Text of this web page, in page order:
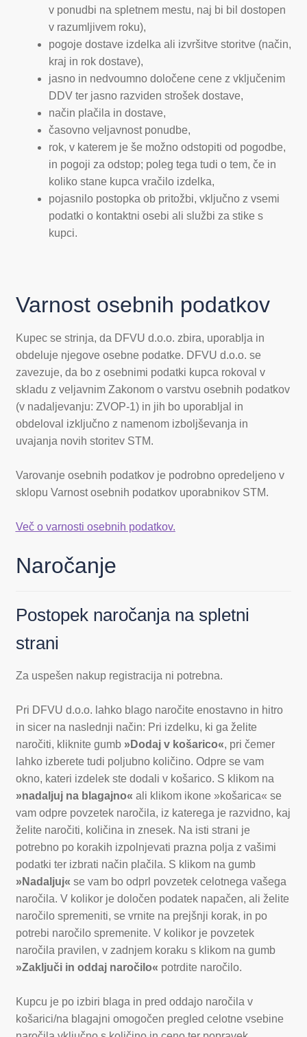
v ponudbi na spletnem mestu, naj bi bil dostopen
v razumljivem roku),
pogoje dostave izdelka ali izvršitve storitve (način,
kraj in rok dostave),
jasno in nedvoumno določene cene z vključenim
DDV ter jasno razviden strošek dostave,
način plačila in dostave,
časovno veljavnost ponudbe,
rok, v katerem je še možno odstopiti od pogodbe,
in pogoji za odstop; poleg tega tudi o tem, če in
koliko stane kupca vračilo izdelka,
pojasnilo postopka ob pritožbi, vključno z vsemi
podatki o kontaktni osebi ali službi za stike s
kupci.
Varnost osebnih podatkov
Kupec se strinja, da DFVU d.o.o. zbira, uporablja in
obdeluje njegove osebne podatke. DFVU d.o.o. se
zavezuje, da bo z osebnimi podatki kupca rokoval v
skladu z veljavnim Zakonom o varstvu osebnih podatkov
(v nadaljevanju: ZVOP-1) in jih bo uporabljal in
obdeloval izključno z namenom izboljševanja in
uvajanja novih storitev STM.
Varovanje osebnih podatkov je podrobno opredeljeno v
sklopu Varnost osebnih podatkov uporabnikov STM.
Več o varnosti osebnih podatkov.
Naročanje
Postopek naročanja na spletni
strani
Za uspešen nakup registracija ni potrebna.
Pri DFVU d.o.o. lahko blago naročite enostavno in hitro
in sicer na naslednji način: Pri izdelku, ki ga želite
naročiti, kliknite gumb »Dodaj v košarico«, pri čemer
lahko izberete tudi poljubno količino. Odpre se vam
okno, kateri izdelek ste dodali v košarico. S klikom na
»nadaljuj na blagajno« ali klikom ikone »košarica« se
vam odpre povzetek naročila, iz katerega je razvidno, kaj
želite naročiti, količina in znesek. Na isti strani je
potrebno po korakih izpolnjevati prazna polja z vašimi
podatki ter izbrati način plačila. S klikom na gumb
»Nadaljuj« se vam bo odprl povzetek celotnega vašega
naročila. V kolikor je določen podatek napačen, ali želite
naročilo spremeniti, se vrnite na prejšnji korak, in po
potrebi naročilo spremenite. V kolikor je povzetek
naročila pravilen, v zadnjem koraku s klikom na gumb
»Zaključi in oddaj naročilo« potrdite naročilo.
Kupcu je po izbiri blaga in pred oddajo naročila v
košarici/na blagajni omogočen pregled celotne vsebine